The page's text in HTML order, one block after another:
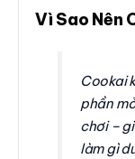
Vì Sao Nên
Cookai
phần
chơi –
làm gì